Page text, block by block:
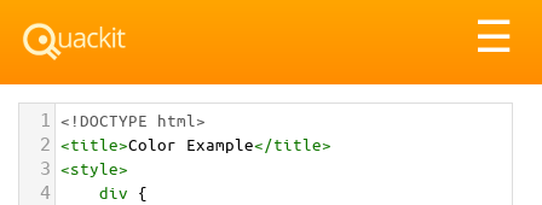
☰
1 <!DOCTYPE html>
2 <title>Color Example</title>
3 <style>
4 div {